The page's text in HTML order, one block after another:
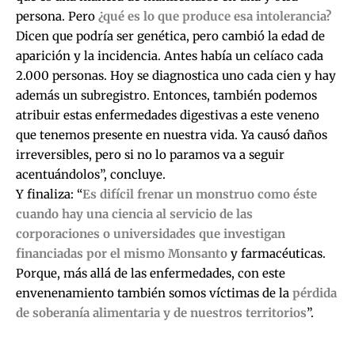
persona. Pero ¿qué es lo que produce esa intolerancia?
Dicen que podría ser genética, pero cambió la edad de
aparición y la incidencia. Antes había un celíaco cada
2.000 personas. Hoy se diagnostica uno cada cien y hay
además un subregistro. Entonces, también podemos
atribuir estas enfermedades digestivas a este veneno
que tenemos presente en nuestra vida. Ya causó daños
irreversibles, pero si no lo paramos va a seguir
acentuándolos”, concluye.
Y finaliza: “Es difícil frenar un monstruo como éste
cuando hay una ciencia al servicio de las
corporaciones o universidades que investigan
financiadas por el mismo Monsanto y farmacéuticas.
Porque, más allá de las enfermedades, con este
envenenamiento también somos víctimas de la pérdida
de soberanía alimentaria y de nuestros territorios”.